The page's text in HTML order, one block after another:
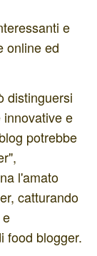
e
online ed
distinguersi
e
potrebbe
l'amato
catturando
food blogger.